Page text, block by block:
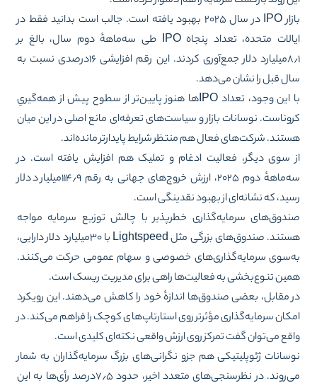
بازار IPO در سال ۲۰۲۵ بهبود یافته است. جالب است بدانید فقط در
ایالات متحده، تعداد پنجاه IPO طی سه‌ماههٔ دوم سال، بالغ بر
۸٫۱میلیارد دلار جمع‌آوری کردند. این رقم افزایشی ۱۶درصدی نسبت به
قبل را نشان می‌دهد.
با این وجود، تعداد IPOها هنوز پایین‌تر از سطوح پیش از همه‌گیریِ
نوسانات بازار و سیاست‌های تعرفه‌ای مانع اصلی در این میان
شرکت‌های فعال هم منتظر شرایط پایدارتر مانده‌اند.
سوی دیگر، فعالیت ادغام و تملیک هم افزایش یافته است. در
سه‌ماههٔ دوم ۲۰۲۵، ارزش خروج‌های جهانی به رقم ۱۱۴٫۹میلیارد دلار
که نشانه‌ای از بهبود نقدینگی است.
سرمایه‌گذاری خطرپذیر با چالش توزیع سرمایه مواجه
هستند. صندوق‌های بزرگی مثل Lightspeed با ۳۰میلیارد دلار دارایی،
سرمایه‌گذاری‌های خصوصی و سهام عمومی حرکت می‌کنند.
تنوع‌بخشی به فعالیت‌ها راهی برای مدیریت ریسک است.
مقابل، بعضی صندوق‌ها اندازهٔ خود را کاهش می‌دهند. این رویکرد
سرمایه‌گذاری مؤثرتر روی استارتاپ‌های کوچک را فراهم می‌کند. در
می‌توان گفت تمرکز روی ارزش واقعی نکته‌ای کلیدی است.
ژئوپلیتیکی هم جزو نگرانی‌های بزرگ سرمایه‌گذاران به شمار
می‌روند. در نظرسنجی‌های متعدد اخیر، حدود ۷٫۵درصد رأی‌ها به این